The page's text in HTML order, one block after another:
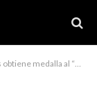
“Correr por el autismo” en Italia